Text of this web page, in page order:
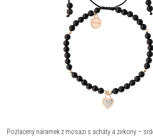
Pozlacený náramek z mosazi s acháty a zirkony –